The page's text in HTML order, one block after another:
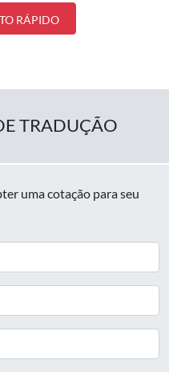
RÁPIDO
TRADUÇÃO
uma cotação para seu